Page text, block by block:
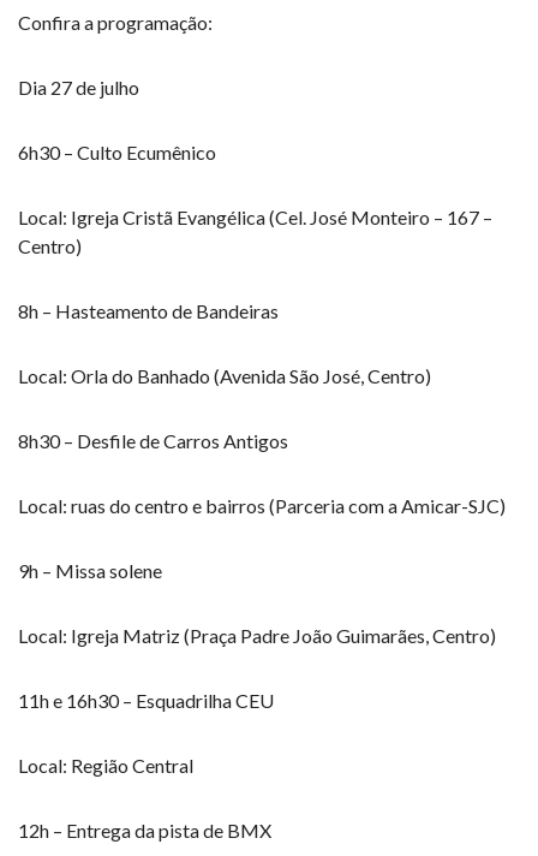
Confira a programação:
Dia 27 de julho
6h30 – Culto Ecumênico
Local: Igreja Cristã Evangélica (Cel. José Monteiro – 167 –
Centro)
8h – Hasteamento de Bandeiras
Local: Orla do Banhado (Avenida São José, Centro)
8h30 – Desfile de Carros Antigos
Local: ruas do centro e bairros (Parceria com a Amicar-SJC)
9h – Missa solene
Local: Igreja Matriz (Praça Padre João Guimarães, Centro)
11h e 16h30 – Esquadrilha CEU
Local: Região Central
12h – Entrega da pista de BMX